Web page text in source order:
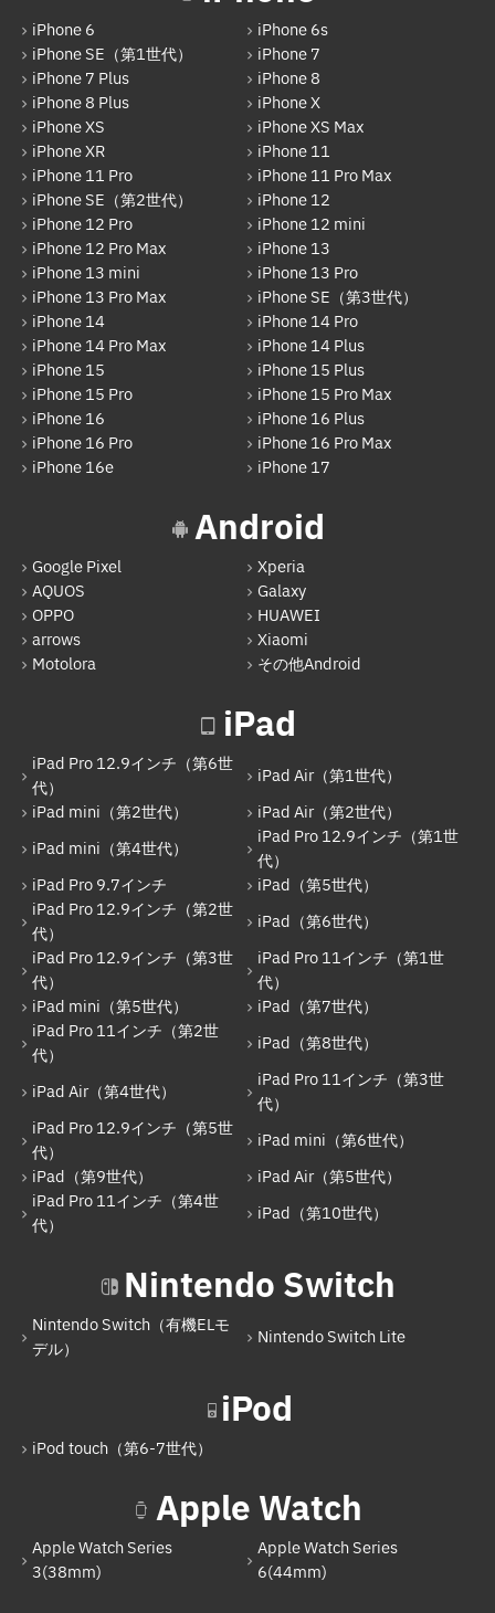
Galaxy
OPPO
HUAWEI
arrows
Xiaomi
Motolora
その他Android
iPad
iPad Pro 12.9インチ（第6世代）
iPad Air（第1世代）
iPad mini（第2世代）
iPad mini（第4世代）
iPad Pro 12.9インチ（第1世代）
iPad Pro 12.9インチ（第3世代）
iPad Pro 11インチ（第1世代）
iPad mini（第5世代）
iPad（第7世代）
iPad Air（第4世代）
iPad Pro 12.9インチ（第5世代）
iPad mini（第6世代）
iPad（第9世代）
iPad Pro 11インチ（第4世代）
Nintendo Switch
Nintendo Switch（有機ELモデル）
iPod touch（第6-7世代）
Apple Watch
iPhone 6
iPhone 6s
iPhone SE（第1世代）
iPhone 7
iPhone 7 Plus
iPhone 8
iPhone 8 Plus
iPhone X
iPhone XS
iPhone XS Max
iPhone XR
iPhone 11
iPhone 11 Pro
iPhone 11 Pro Max
iPhone SE（第2世代）
iPhone 12
iPhone 12 Pro
iPhone 12 mini
iPhone 12 Pro Max
iPhone 13
iPhone 13 mini
iPhone 13 Pro
iPhone 13 Pro Max
iPhone SE（第3世代）
iPhone 14
iPhone 14 Pro
iPhone 14 Pro Max
iPhone 14 Plus
iPhone 15
iPhone 15 Plus
iPhone 15 Pro
iPhone 15 Pro Max
iPhone 16
iPhone 16 Plus
iPhone 16 Pro
iPhone 16 Pro Max
iPhone 16e
iPhone 17
Android
Google Pixel
Xperia
AQUOS
Galaxy
OPPO
HUAWEI
arrows
Xiaomi
Motolora
その他Android
iPad
iPad Pro 12.9インチ（第6世
代）
iPad Air（第1世代）
iPad mini（第2世代）
iPad Air（第2世代）
iPad mini（第4世代）
iPad Pro 12.9インチ（第1世
代）
iPad Pro 9.7インチ
iPad（第5世代）
iPad Pro 12.9インチ（第2世
代）
iPad（第6世代）
iPad Pro 12.9インチ（第3世
代）
iPad Pro 11インチ（第1世
代）
iPad mini（第5世代）
iPad（第7世代）
iPad Pro 11インチ（第2世
代）
iPad（第8世代）
iPad Air（第4世代）
iPad Pro 11インチ（第3世
代）
iPad Pro 12.9インチ（第5世
代）
iPad mini（第6世代）
iPad（第9世代）
iPad Air（第5世代）
iPad Pro 11インチ（第4世
代）
iPad（第10世代）
Nintendo Switch
Nintendo Switch（有機ELモ
デル）
Nintendo Switch Lite
iPod
iPod touch（第6-7世代）
Apple Watch
Apple Watch Series
3(38mm)
Apple Watch Series
6(44mm)